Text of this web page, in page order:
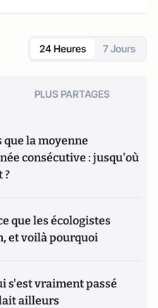
24 Heures 7 Jours
PLUS PARTAGES
que la moyenne
consécutive : jusqu'où
?
que les écologistes
et voilà pourquoi
s'est vraiment passé
ailleurs